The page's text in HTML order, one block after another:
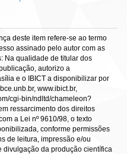
deste item refere-se ao termo
assinado pelo autor com as
Na qualidade de titular dos
autorizo a
e o IBICT a disponibilizar por
www.ibict.br,
cgi-bin/ndltd/chameleon?
ressarcimento dos direitos
a Lei nº 9610/98, o texto
conforme permissões
de leitura, impressão e/ou
divulgação da produção científica